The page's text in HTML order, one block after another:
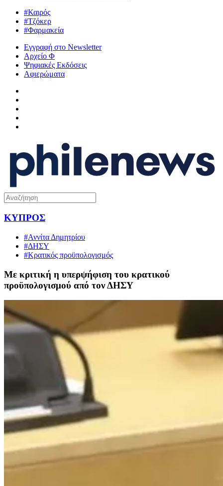
#Καιρός
#Τζόκερ
#Φαρμακεία
Εγγραφή στο Newsletter
Αρχείο Φ
Ψηφιακές Εκδόσεις
Αφιερώματα
ΚΥΠΡΟΣ
#Αννίτα Δημητρίου
#ΔΗΣΥ
#Κρατικός προϋπολογισμός
Με κριτική η υπερψήφιση του κρατικού
προϋπολογισμού από τον ΔΗΣΥ